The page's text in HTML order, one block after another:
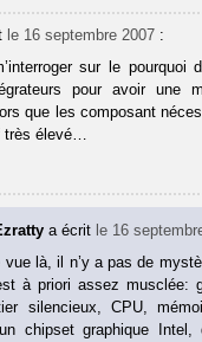
le 16 septembre 2007 :
sur le
pour avoir une
que les composant
très élevé…
a écrit le 16
là, il n’y a pas de
à priori assez musclée:
silencieux, CPU,
chipset graphique